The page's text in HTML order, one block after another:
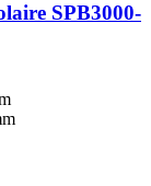
SPB3000-​